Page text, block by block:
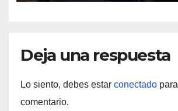
Deja una respuesta
Lo siento, debes estar conectado
comentario.